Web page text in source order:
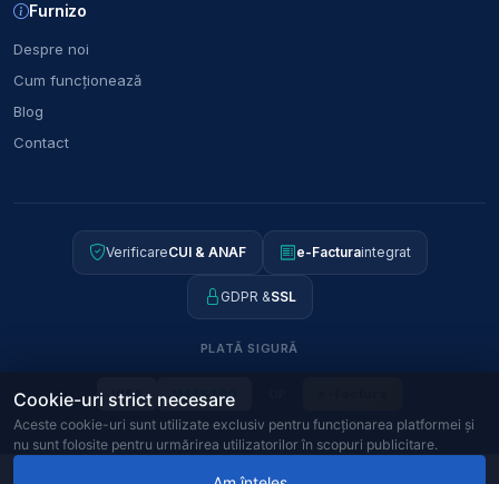
Furnizo
Despre noi
Cum funcționează
Blog
Contact
VerificareCUI & ANAF e-Facturaintegrat
GDPR &SSL
PLATĂ SIGURĂ
VISA MAESTRO
Cookie-uri strict necesare
Aceste cookie-uri sunt utilizate exclusiv pentru funcționarea platformei și
nu sunt folosite pentru urmărirea utilizatorilor în scopuri publicitare.